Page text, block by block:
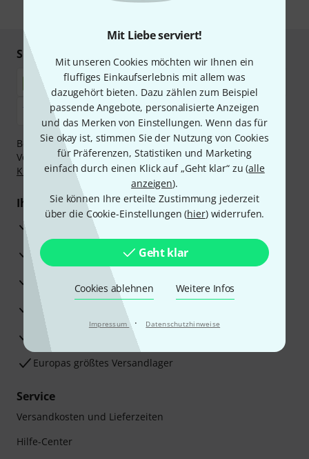
Mit Liebe serviert!
Mit unseren Cookies möchten wir Ihnen ein
fluffiges Einkaufserlebnis mit allem was
dazugehört bieten. Dazu zählen zum Beispiel
passende Angebote, personalisierte Anzeigen
und das Merken von Einstellungen. Wenn das für
Sie okay ist, stimmen Sie der Nutzung von Cookies
für Präferenzen, Statistiken und Marketing
einfach durch einen Klick auf „Geht klar“ zu (alle
anzeigen).
Sie können Ihre erteilte Zustimmung jederzeit
über die Cookie-Einstellungen (hier) widerrufen.
Geht klar
Cookies ablehnen Weitere Infos
Impressum · Datenschutzhinweise
* Pflichtfeld
Sicher einkaufen & bezahlen
Bezahlen Sie vertraulich und sicher per Nachnahme,
Vorkasse, PayPal, Amazon Pay,Klarna Sofort bezahlen
Klarna Ratenzahlungoder Kreditkarte.
Ihre Vorteile
3 Jahre Thomann Garantie
30 Tage Money-Back-Garantie
Beratung durch Fachexperten
Zufriedenheitsgarantie
Europas größtes Versandlager
Service
Versandkosten und Lieferzeiten
Hilfe-Center